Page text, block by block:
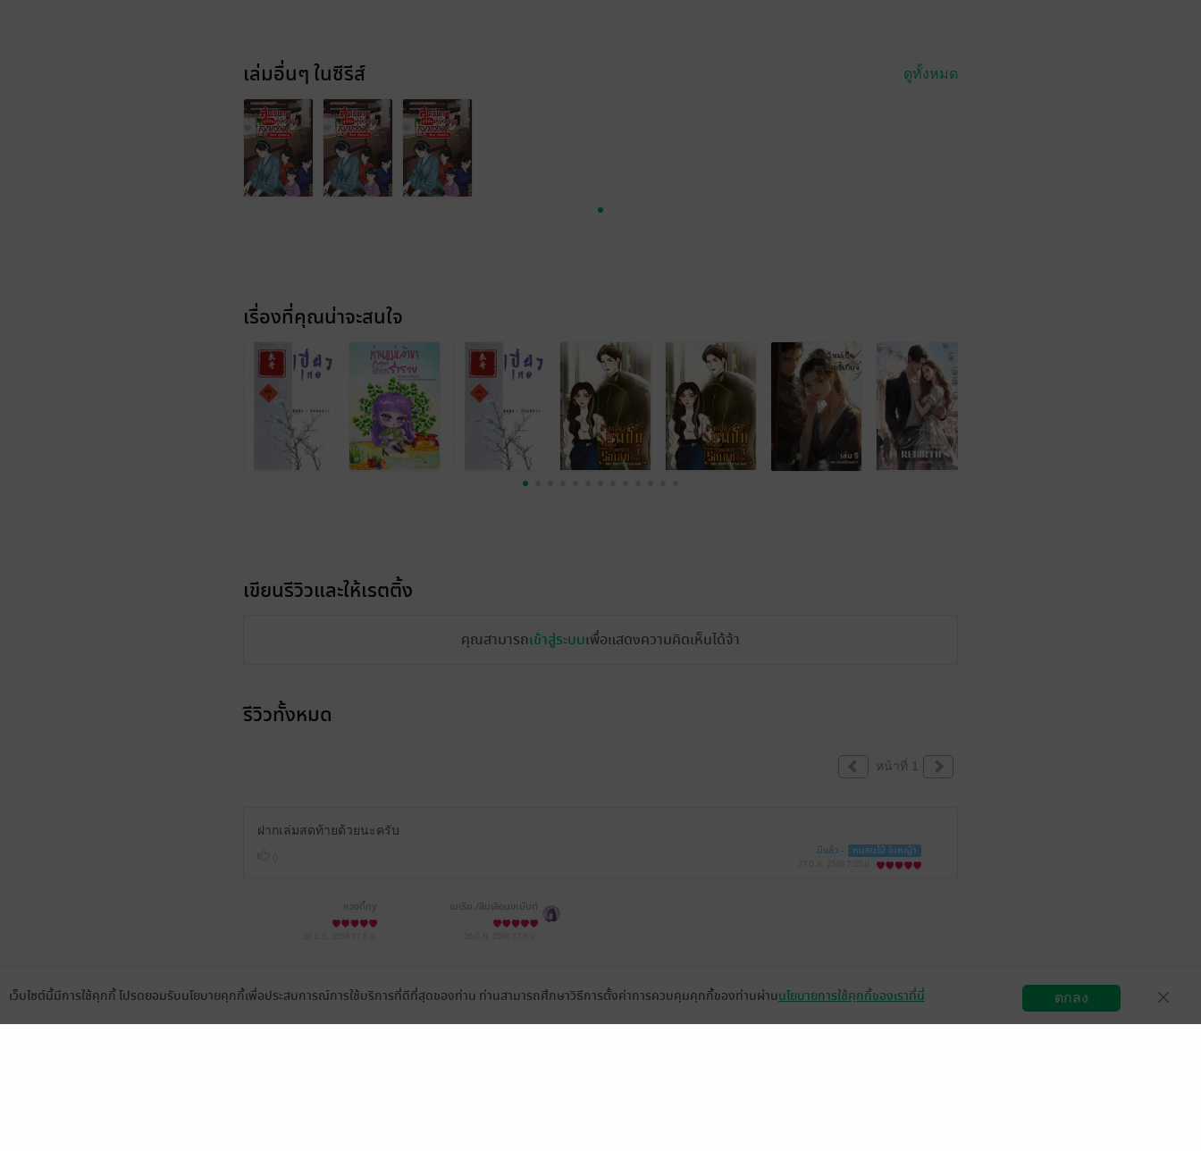
เล่มอื่นๆ ในซีรีส์ ดูทั้งหมด
เรื่องที่คุณน่าจะสนใจ
เขียนรีวิวและให้เรตติ้ง
คุณสามารถเข้าสู่ระบบเพื่อแสดงความคิดเห็นได้จ้า
รีวิวทั้งหมด
หน้าที่ 1
ฝากเล่มสดท้ายด้วยนะครับ
มีแล้ว - หนอนไม้ ใบหญ้า
หวงตี้ny เมเธีย./ลืมเลือน​เหมันต์​
หน้าที่ 1
สมัครขายอีบุ๊ก วิธีการใช้งาน
เว็บไซต์นี้มีการใช้คุกกี้ โปรดยอมรับนโยบายคุกกี้เพื่อประสบการณ์การใช้บริการที่ดีที่สุดของท่าน ท่านสามารถศึกษาวิธีการตั้งค่าการควบคุมคุกกี้ของท่านผ่านนโยบายการใช้คุกกี้ของเราที่นี่ ตกลง